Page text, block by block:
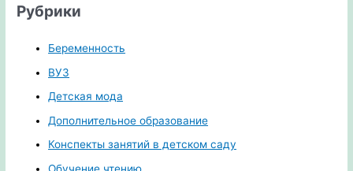
Рубрики
Беременность
ВУЗ
Детская мода
Дополнительное образование
Конспекты занятий в детском саду
Обучение чтению